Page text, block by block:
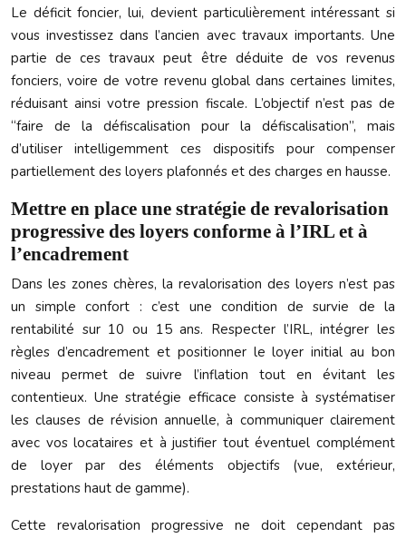
Le déficit foncier, lui, devient particulièrement intéressant si
vous investissez dans l’ancien avec travaux importants. Une
partie de ces travaux peut être déduite de vos revenus
fonciers, voire de votre revenu global dans certaines limites,
réduisant ainsi votre pression fiscale. L’objectif n’est pas de
“faire de la défiscalisation pour la défiscalisation”, mais
d’utiliser intelligemment ces dispositifs pour compenser
partiellement des loyers plafonnés et des charges en hausse.
Mettre en place une stratégie de revalorisation
progressive des loyers conforme à l’IRL et à
l’encadrement
Dans les zones chères, la revalorisation des loyers n’est pas
un simple confort : c’est une condition de survie de la
rentabilité sur 10 ou 15 ans. Respecter l’IRL, intégrer les
règles d’encadrement et positionner le loyer initial au bon
niveau permet de suivre l’inflation tout en évitant les
contentieux. Une stratégie efficace consiste à systématiser
les clauses de révision annuelle, à communiquer clairement
avec vos locataires et à justifier tout éventuel complément
de loyer par des éléments objectifs (vue, extérieur,
prestations haut de gamme).
Cette revalorisation progressive ne doit cependant pas